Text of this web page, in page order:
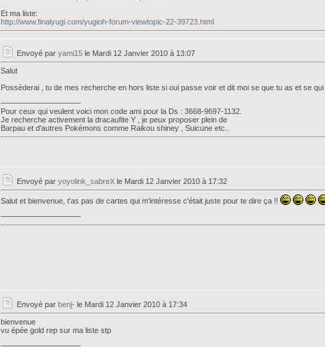
Et ma liste:
http://www.finalyugi.com/yugioh-forum-viewtopic-22-39723.html
Envoyé par yami15 le Mardi 12 Janvier 2010 à 13:07
Salut
Possèderai , tu de mes recherche en hors liste si oui passe voir et dit moi se que tu as et se
Pour ceux qui veulent voici mon code ami pour la Ds : 3668-9697-1132.
Je recherche activement la dracaufite Y , je peux proposer plein de
Barpau et d'autres Pokémons comme Raikou shiney , Suicune etc..
Envoyé par yoyolink_sabreX le Mardi 12 Janvier 2010 à 17:32
Salut et bienvenue, t'as pas de cartes qui m'intéresse c'était juste pour te dire ça !!
Envoyé par benj- le Mardi 12 Janvier 2010 à 17:34
bienvenue
vu épée gold rep sur ma liste stp